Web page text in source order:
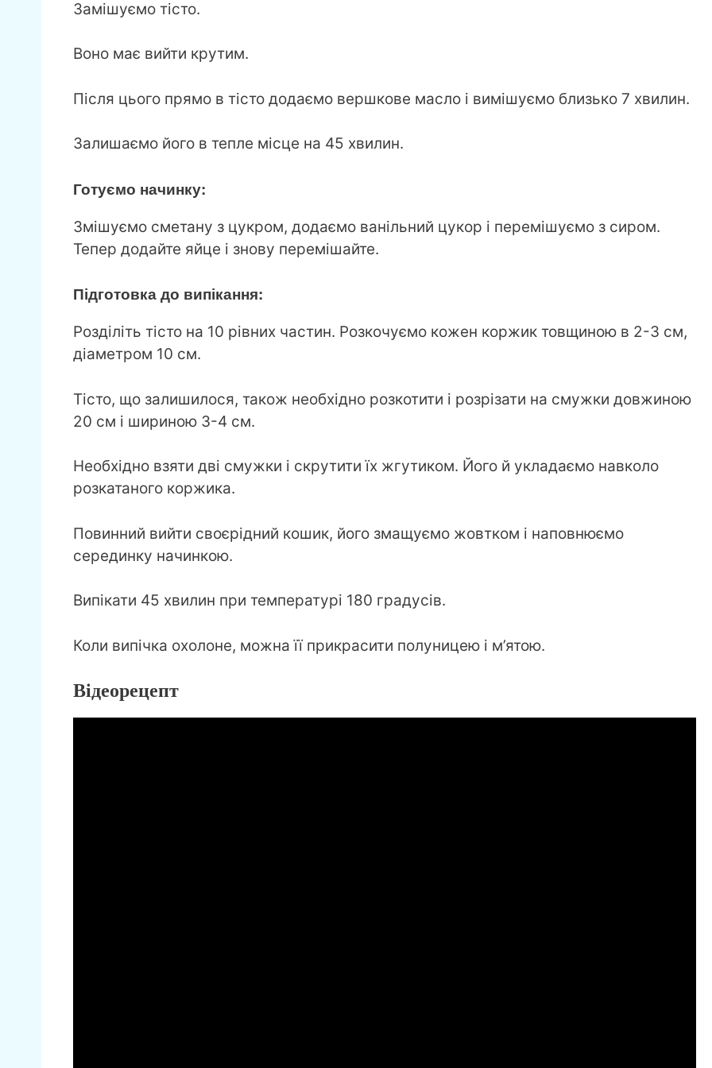
Замішуємо тісто.
Воно має вийти крутим.
Після цього прямо в тісто додаємо вершкове масло і вимішуємо близько 7 хвилин.
Залишаємо його в тепле місце на 45 хвилин.
Готуємо начинку:
Змішуємо сметану з цукром, додаємо ванільний цукор і перемішуємо з сиром.
Тепер додайте яйце і знову перемішайте.
Підготовка до випікання:
Розділіть тісто на 10 рівних частин. Розкочуємо кожен коржик товщиною в 2-3 см,
діаметром 10 см.
Тісто, що залишилося, також необхідно розкотити і розрізати на смужки довжиною
20 см і шириною 3-4 см.
Необхідно взяти дві смужки і скрутити їх жгутиком. Його й укладаємо навколо
розкатаного коржика.
Повинний вийти своєрідний кошик, його змащуємо жовтком і наповнюємо
серединку начинкою.
Випікати 45 хвилин при температурі 180 градусів.
Коли випічка охолоне, можна її прикрасити полуницею і м’ятою.
Відеорецепт